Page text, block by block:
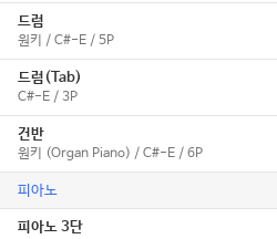
드럼
원키 / C#-E / 5P
드럼(Tab)
C#-E / 3P
건반
원키 (Organ Piano) / C#-E / 6P
피아노
피아노 3단